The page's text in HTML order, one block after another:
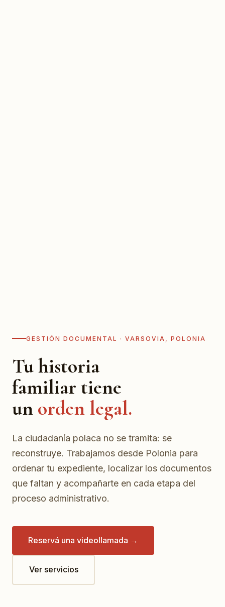
GESTIÓN DOCUMENTAL · VARSOVIA, POLONIA
Tu historia
familiar tiene
un orden legal.
La ciudadanía polaca no se tramita: se
reconstruye. Trabajamos desde Polonia para
ordenar tu expediente, localizar los documentos
que faltan y acompañarte en cada etapa del
proceso administrativo.
Reservá una videollamada →
Ver servicios